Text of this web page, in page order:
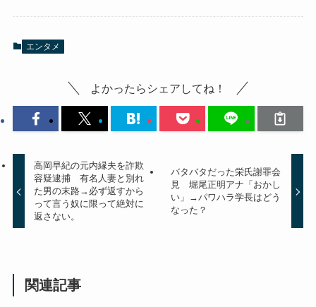
エンタメ
よかったらシェアしてね！
高岡早紀の元内縁夫を詐欺
容疑逮捕 有名人妻と別れ
た男の末路→必ず返すから
って言う奴に限って絶対に
返さない。
バタバタだった栄氏謝罪会
見 堀尾正明アナ「おかし
い」→パワハラ学長はどう
なった？
関連記事